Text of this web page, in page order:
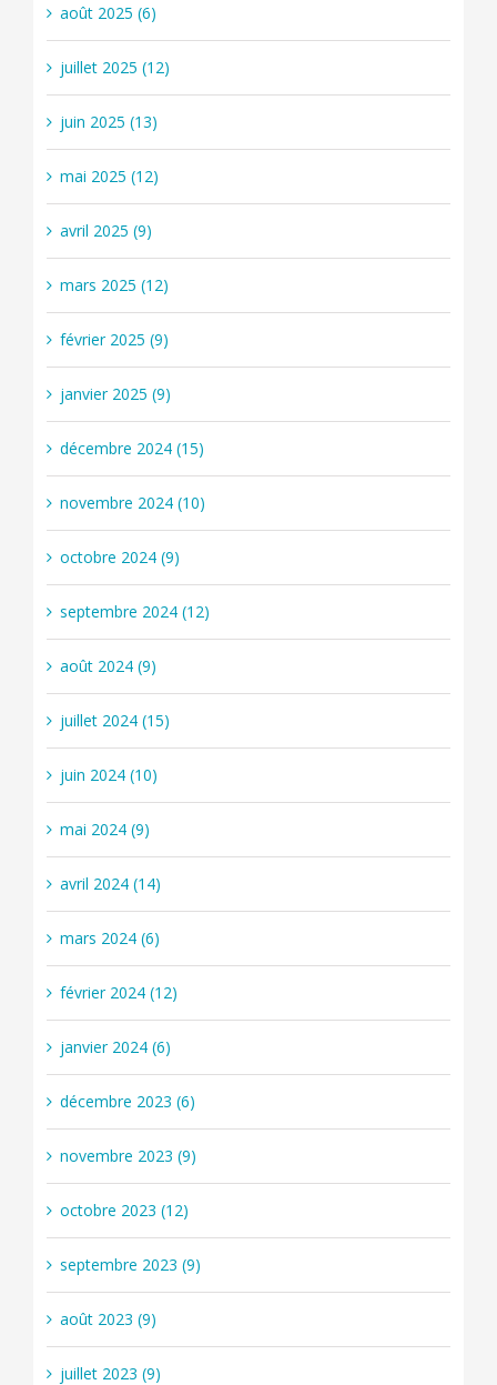
août 2025 (6)
juillet 2025 (12)
juin 2025 (13)
mai 2025 (12)
avril 2025 (9)
mars 2025 (12)
février 2025 (9)
janvier 2025 (9)
décembre 2024 (15)
novembre 2024 (10)
octobre 2024 (9)
septembre 2024 (12)
août 2024 (9)
juillet 2024 (15)
juin 2024 (10)
mai 2024 (9)
avril 2024 (14)
mars 2024 (6)
février 2024 (12)
janvier 2024 (6)
décembre 2023 (6)
novembre 2023 (9)
octobre 2023 (12)
septembre 2023 (9)
août 2023 (9)
juillet 2023 (9)